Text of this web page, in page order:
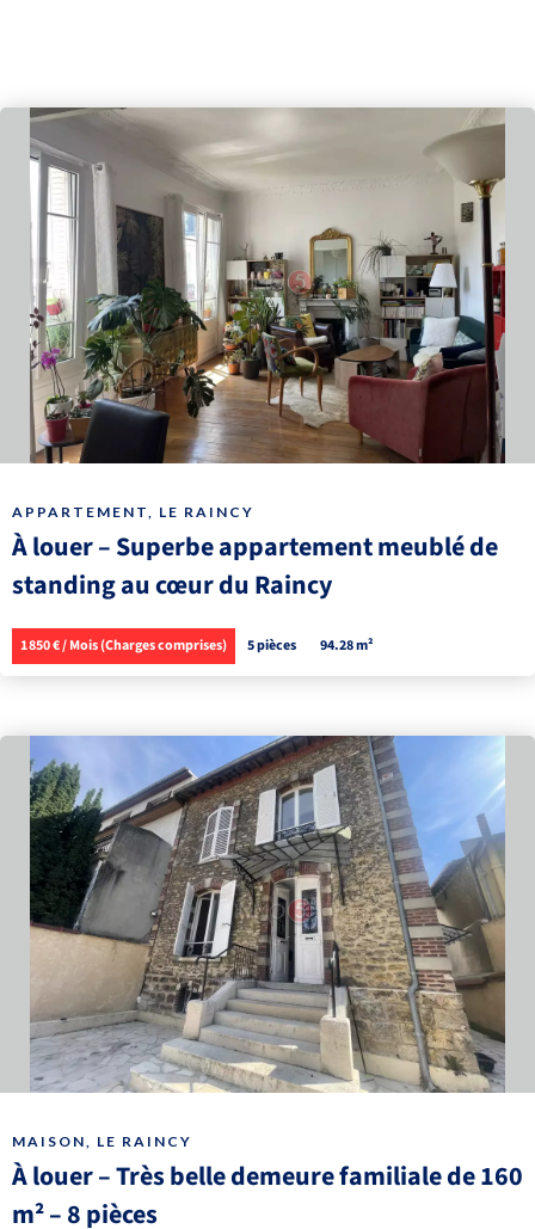
APPARTEMENT, LE RAINCY
À louer – Superbe appartement meublé de
standing au cœur du Raincy
1 850 € / Mois (Charges comprises) 5 pièces 94.28 m²
MAISON, LE RAINCY
À louer – Très belle demeure familiale de 160
m² – 8 pièces